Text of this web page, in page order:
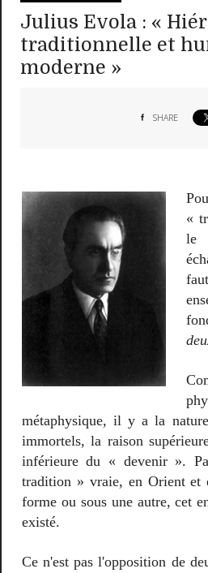
Julius Evola : «
traditionnelle et
moderne »
SHARE
«
le
métaphysique, il y a la
immortels, la raison
inférieure du « devenir ».
tradition » vraie, en Orient et
forme ou sous une autre, cet
existé.
Ce n'est pas l'opposition de